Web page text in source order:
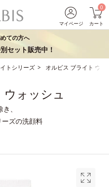
マイページ
0
カート
ての方へ
セット販売中！
トシリーズ オルビス ブライト ウォ
ォッシュ
、
ズの洗顔料